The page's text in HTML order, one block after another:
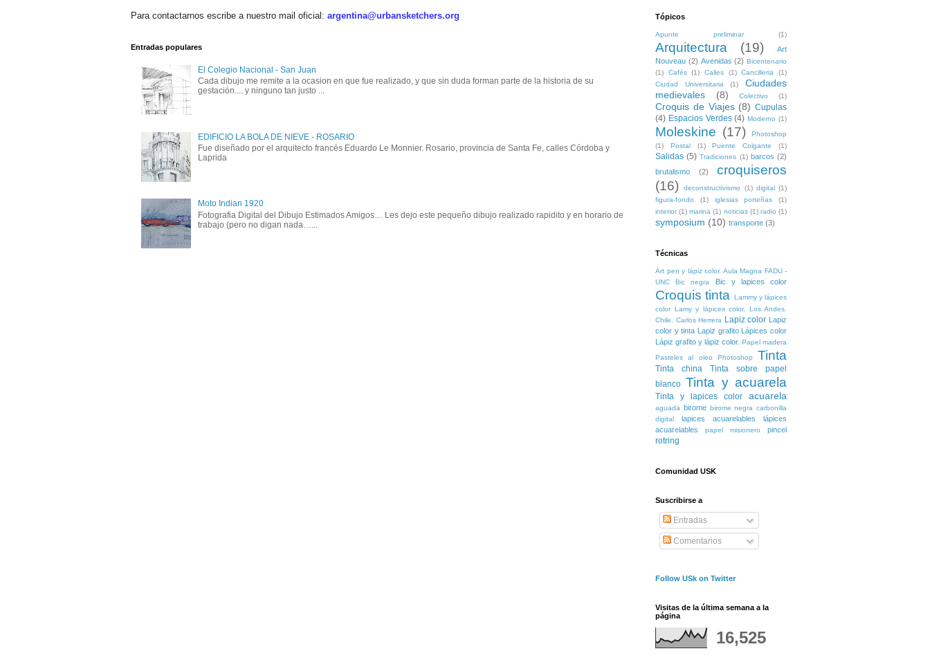
Para contactarnos escribe a nuestro mail oficial: argentina@urbansketchers.org
Entradas populares
El Colegio Nacional - San Juan
Cada dibujo me remite a la ocasion en que fue realizado, y que sin duda forman parte de la historia de su
gestación.... y ninguno tan justo ...
EDIFICIO LA BOLA DE NIEVE - ROSARIO
Fue diseñado por el arquitecto francés Eduardo Le Monnier. Rosario, provincia de Santa Fe, calles Córdoba y
Laprida
Moto Indian 1920
Fotografia Digital del Dibujo Estimados Amigos… Les dejo este pequeño dibujo realizado rapidito y en horario de
trabajo (pero no digan nada…...
Tópicos
Apunte preliminar (1)
Arquitectura (19)
Art
Nouveau (2) Avenidas (2) Bicentenario
(1)
Cafés (1) Calles (1) Cancilleria
(1)
Ciudad Universitaria
(1)
Ciudades
medievales
(8) Colectivo (1)
Croquis de Viajes (8) Cupulas
(4) Espacios Verdes (4) Moderno (1)
Moleskine (17)
Photoshop
(1)
Postal (1) Puente Colgante (1)
Salidas (5) Tradiciones (1) barcos (2)
brutalismo
(2)
croquiseros
(16)
deconstructivismo (1) digital
(1)
figura-fondo
(1) iglesias porteñas
(1)
interior (1) marina (1) noticias (1) radio (1)
symposium (10) transporte (3)
Técnicas
Art pen y lápiz color. Aula Magna FADU -
UNC
Bic negra Bic y lapices color
Croquis tinta
Lammy y lápices
color
Lamy y lápices color. Los Andes.
Chile. Carlos Herrera Lapiz color
Lapiz
color y tinta
Lapiz grafito
Lápices color
Lápiz grafito y lápiz color. Papel madera
Pasteles al oleo
Photoshop Tinta
Tinta china
Tinta sobre papel
blanco Tinta y acuarela
Tinta y lapices color acuarela
aguada birome birome negra carbonilla
digital
lapices acuarelables
lápices
acuarelables
papel misionero pincel
rotring
Comunidad USK
Suscribirse a
Entradas
Comentarios
Follow USk on Twitter
Visitas de la última semana a la
página
16,525